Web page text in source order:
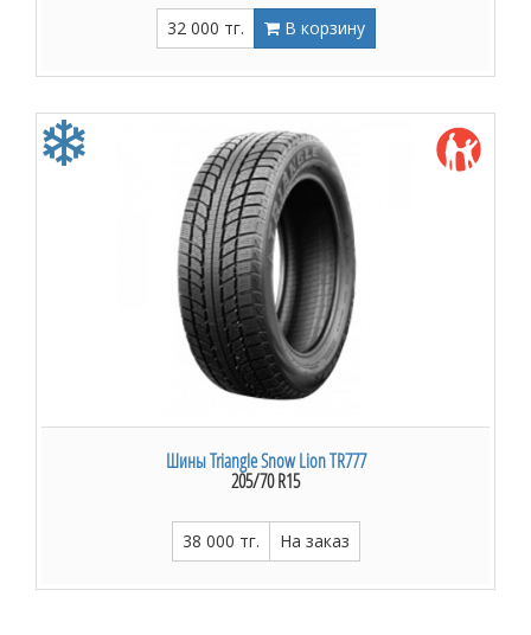
32 000 тг. В корзину
Шины Triangle Snow Lion TR777
205/70 R15
38 000 тг. На заказ